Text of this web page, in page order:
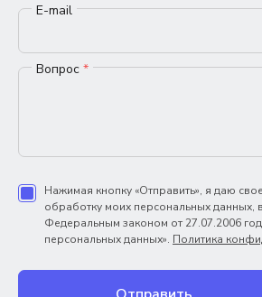
E-mail
Вопрос *
Нажимая кнопку «Отправить», я даю
обработку моих персональных данных,
Федеральным законом от 27.07.2006
персональных данных». Политика